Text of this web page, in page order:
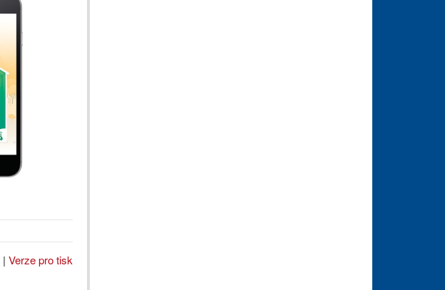
| Verze pro tisk